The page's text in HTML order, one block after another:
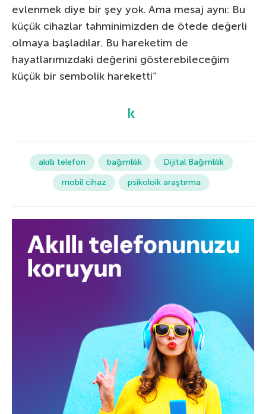
evlenmek diye bir şey yok. Ama mesaj aynı: Bu
küçük cihazlar tahminimizden de ötede değerli
olmaya başladılar. Bu hareketim de
hayatlarımızdaki değerini gösterebileceğim
küçük bir sembolik hareketti”
akıllı telefon bağımlılık
Dijital Bağımlılık
mobil cihaz
psikoloik araştırma